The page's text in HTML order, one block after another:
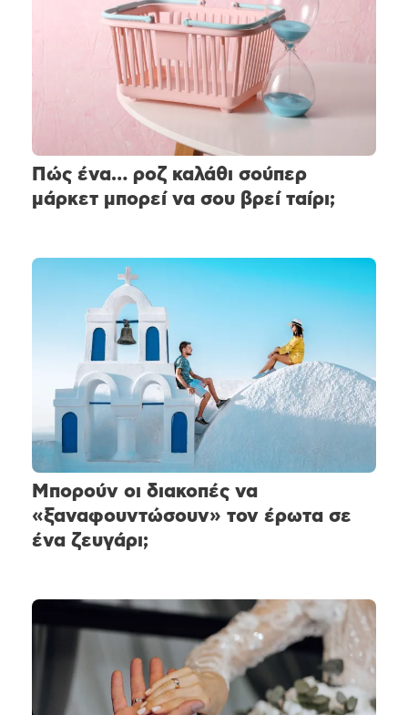
Πώς ένα… ροζ καλάθι σούπερ
μάρκετ μπορεί να σου βρεί ταίρι;
Μπορούν οι διακοπές να
«ξαναφουντώσουν» τον έρωτα σε
ένα ζευγάρι;